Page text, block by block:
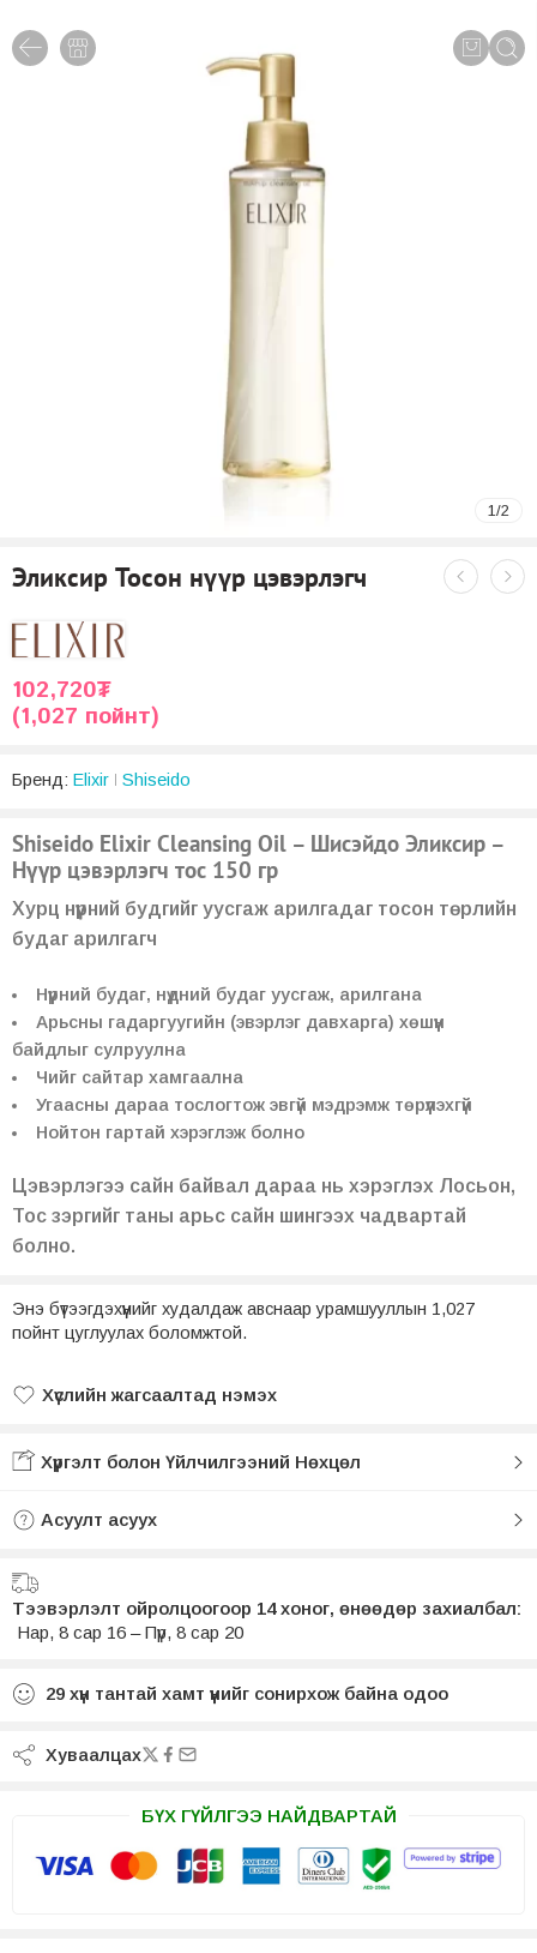
1/2
Эликсир Тосон нүүр цэвэрлэгч
102,720₮
(1,027 пойнт)
Бренд: Elixir Shiseido
Shiseido Elixir Cleansing Oil – Шисэйдо Эликсир –
Нүүр цэвэрлэгч тос 150 гр
Хурц нүүрний будгийг уусгаж арилгадаг тосон төрлийн
будаг арилгагч
Нүүрний будаг, нүдний будаг уусгаж, арилгана
Арьсны гадаргуугийн (эвэрлэг давхарга) хөшүүн
байдлыг сулруулна
Чийг сайтар хамгаална
Угаасны дараа тослогтож эвгүй мэдрэмж төрүүлэхгүй
Нойтон гартай хэрэглэж болно
Цэвэрлэгээ сайн байвал дараа нь хэрэглэх Лосьон,
Тос зэргийг таны арьс сайн шингээх чадвартай
болно.
Энэ бүтээгдэхүүнийг худалдаж авснаар урамшууллын 1,027
пойнт цуглуулах боломжтой.
Хүслийн жагсаалтад нэмэх
Хүргэлт болон Үйлчилгээний Нөхцөл
Асуулт асуух
Тээвэрлэлт ойролцоогоор 14 хоног, өнөөдөр захиалбал:
Нар, 8 сар 16 – Пүр, 8 сар 20
29 хүн тантай хамт үүнийг сонирхож байна одоо
Хуваалцах
БҮХ ГҮЙЛГЭЭ НАЙДВАРТАЙ